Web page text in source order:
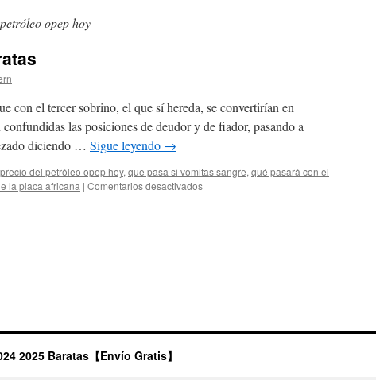
opep hoy
con el tercer sobrino, el que sí hereda, se convertirían en
las posiciones de deudor y de fiador, pasando a
diciendo … Sigue leyendo →
precio del petróleo opep hoy, que pasa si vomitas sangre, qué pasará con el
la placa africana | Comentarios desactivadosen
2025 Baratas【Envío Gratis】